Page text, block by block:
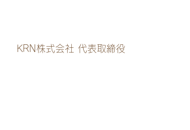
KRN株式会社 代表取締役